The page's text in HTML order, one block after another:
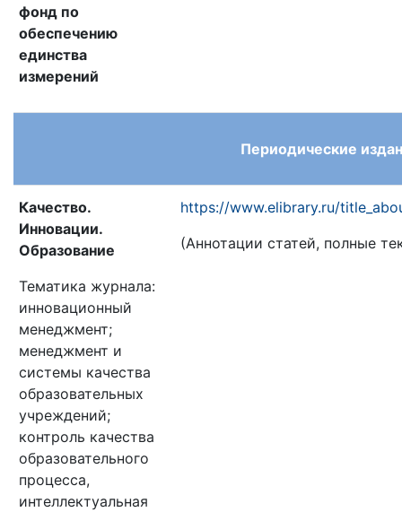
фонд по
обеспечению
единства
измерений
Периодические
Качество.
Инновации.
Образование
Тематика журнала:
инновационный
менеджмент;
менеджмент и
системы качества
образовательных
учреждений;
контроль качества
образовательного
процесса,
интеллектуальная
https://www.elibrary.ru/
(Аннотации статей, полные